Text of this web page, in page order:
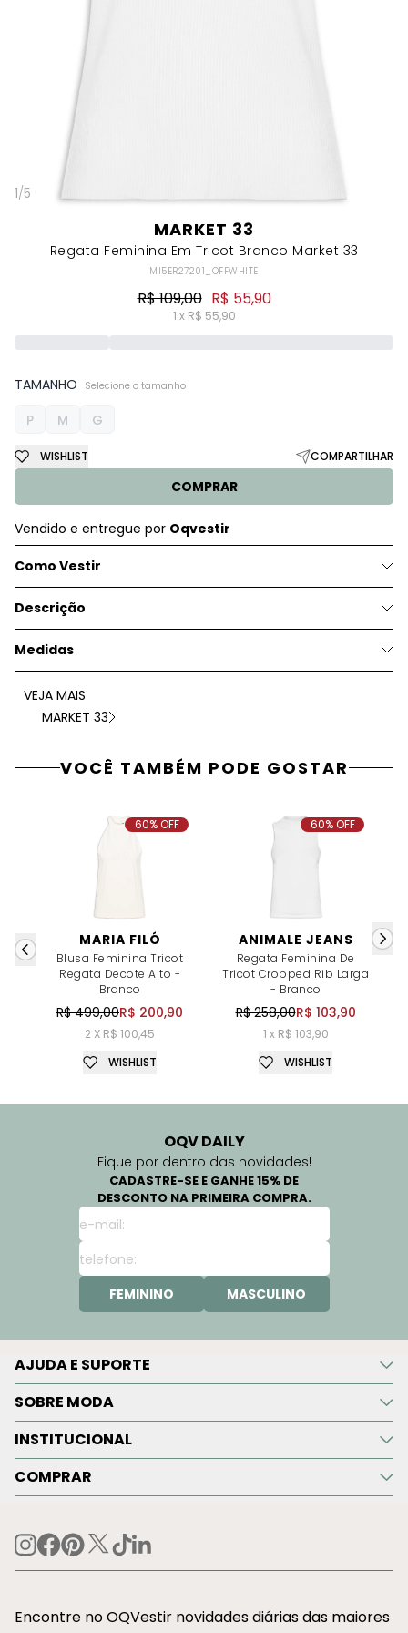
1/5
MARKET 33
Regata Feminina Em Tricot Branco Market 33
MI5ER27201_OFFWHITE
R$ 109,00 R$ 55,90
1 x R$ 55,90
TAMANHO Selecione o tamanho
P M G
COMPRAR
WISHLIST COMPARTILHAR
Vendido e entregue por Oqvestir
Como Vestir
Descrição
Medidas
VEJA MAIS
MARKET 33
VOCÊ TAMBÉM PODE GOSTAR
MARIA FILÓ
Blusa Feminina Tricot
Regata Decote Alto -
Branco
R$ 499,00R$ 200,90
2 X R$ 100,45
60% OFF
WISHLIST
ANIMALE JEANS
Regata Feminina De
Tricot Cropped Rib Larga
- Branco
R$ 258,00R$ 103,90
1 x R$ 103,90
60% OFF
WISHLIST
OQV DAILY
Fique por dentro das novidades!
CADASTRE-SE E GANHE 15% DE
DESCONTO NA PRIMEIRA COMPRA.
FEMININO MASCULINO
AJUDA E SUPORTE
SOBRE MODA
INSTITUCIONAL
COMPRAR
Encontre no OQVestir novidades diárias das maiores